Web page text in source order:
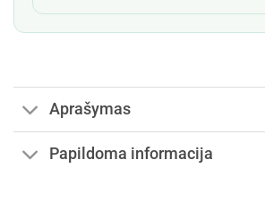
Aprašymas
Papildoma informacija